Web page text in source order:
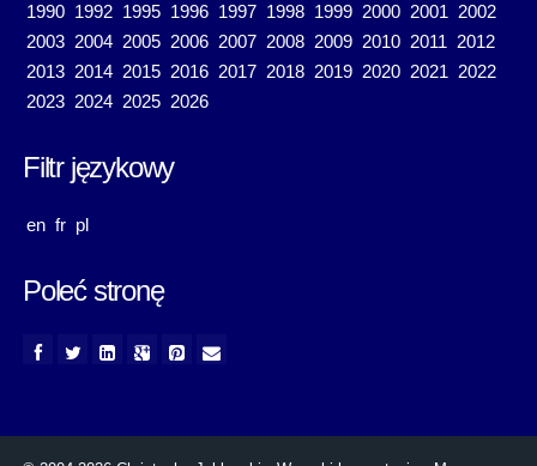
1990 1992 1995 1996 1997 1998 1999 2000 2001 2002
2003 2004 2005 2006 2007 2008 2009 2010 2011 2012
2013 2014 2015 2016 2017 2018 2019 2020 2021 2022
2023 2024 2025 2026
Filtr językowy
en fr pl
Poleć stronę